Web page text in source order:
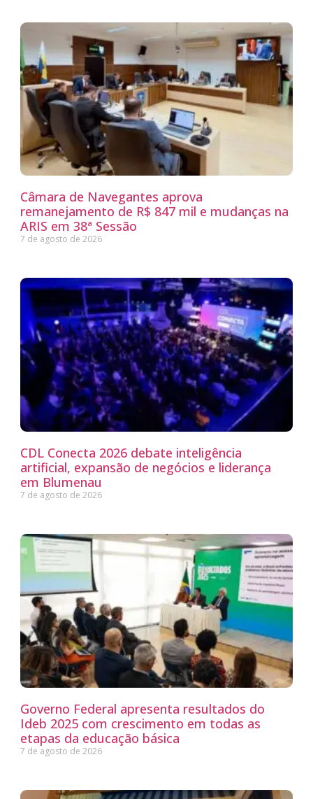
Câmara de Navegantes aprova
remanejamento de R$ 847 mil e mudanças na
ARIS em 38ª Sessão
7 de agosto de 2026
CDL Conecta 2026 debate inteligência
artificial, expansão de negócios e liderança
em Blumenau
7 de agosto de 2026
Governo Federal apresenta resultados do
Ideb 2025 com crescimento em todas as
etapas da educação básica
7 de agosto de 2026